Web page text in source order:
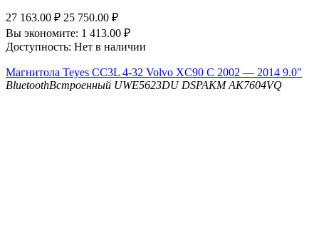
27 163.00 ₽ 25 750.00 ₽
Вы экономите: 1 413.00 ₽
Доступность: Нет в наличии
Магнитола Teyes CC3L 4-32 Volvo XC90 C 2002 — 2014 9.0"
BluetoothВстроенный UWE5623DU DSPAKM AK7604VQ